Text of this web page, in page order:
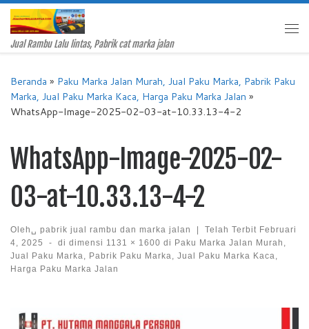
Skip to content
Jual Rambu Lalu lintas, Pabrik cat marka jalan
Beranda » Paku Marka Jalan Murah, Jual Paku Marka, Pabrik Paku
Marka, Jual Paku Marka Kaca, Harga Paku Marka Jalan »
WhatsApp-Image-2025-02-03-at-10.33.13-4-2
WhatsApp-Image-2025-02-
03-at-10.33.13-4-2
Oleh␣ pabrik jual rambu dan marka jalan Telah Terbit Februari
4, 2025
- di dimensi 1131 × 1600 di Paku Marka Jalan Murah,
Jual Paku Marka, Pabrik Paku Marka, Jual Paku Marka Kaca,
Harga Paku Marka Jalan
Images navigation